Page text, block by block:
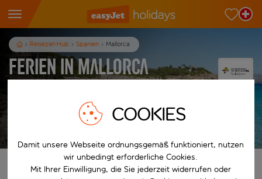
Reiseziel-Hub Spanien Mallorca
Ferien in Mallorca
Finde deine perfekten Ferien
COOKIES
Damit unsere Webseite ordnungsgemäß funktioniert, nutzen
wir unbedingt erforderliche Cookies.
Mit Ihrer Einwilligung, die Sie jederzeit widerrufen oder